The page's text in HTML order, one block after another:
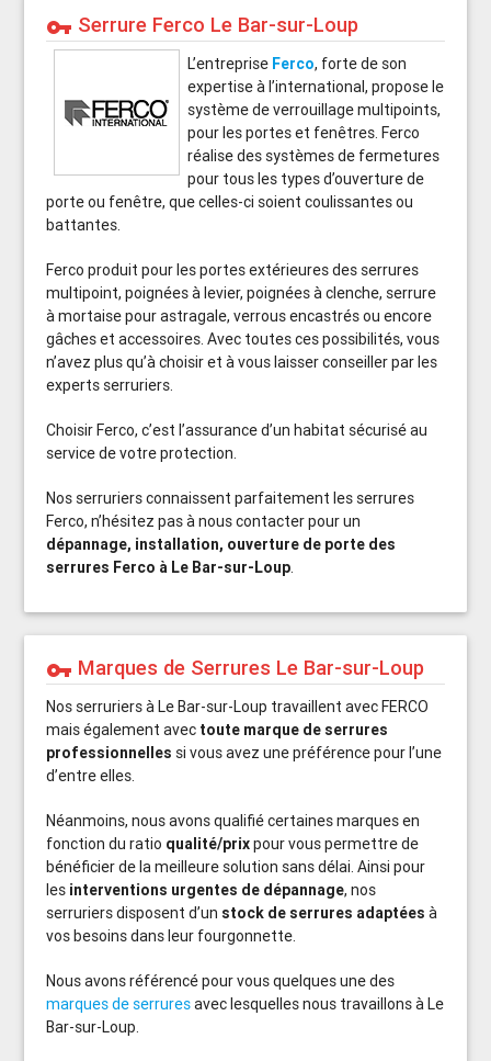
vpn_key Serrure Ferco Le Bar-sur-Loup
L’entreprise Ferco, forte de son
expertise à l’international, propose le
système de verrouillage multipoints,
pour les portes et fenêtres. Ferco
réalise des systèmes de fermetures
pour tous les types d’ouverture de
porte ou fenêtre, que celles-ci soient coulissantes ou
battantes.
Ferco produit pour les portes extérieures des serrures
multipoint, poignées à levier, poignées à clenche, serrure
à mortaise pour astragale, verrous encastrés ou encore
gâches et accessoires. Avec toutes ces possibilités, vous
n’avez plus qu’à choisir et à vous laisser conseiller par les
experts serruriers.
Choisir Ferco, c’est l’assurance d’un habitat sécurisé au
service de votre protection.
Nos serruriers connaissent parfaitement les serrures
Ferco, n’hésitez pas à nous contacter pour un
dépannage, installation, ouverture de porte des
serrures Ferco à Le Bar-sur-Loup.
vpn_key Marques de Serrures Le Bar-sur-Loup
Nos serruriers à Le Bar-sur-Loup travaillent avec FERCO
mais également avec toute marque de serrures
professionnelles si vous avez une préférence pour l’une
d’entre elles.
Néanmoins, nous avons qualifié certaines marques en
fonction du ratio qualité/prixpour vous permettre de
bénéficier de la meilleure solution sans délai. Ainsi pour
les interventions urgentes de dépannage, nos
serruriers disposent d’un stock de serrures adaptées à
vos besoins dans leur fourgonnette.
Nous avons référencé pour vous quelques une des
marques de serruresavec lesquelles nous travaillons à Le
Bar-sur-Loup.